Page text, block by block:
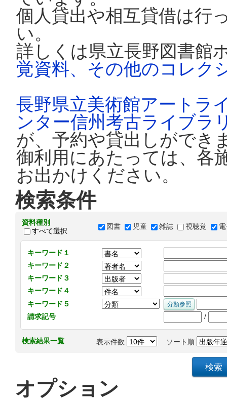
個人貸出や相互貸借は行
い。
詳しくは県立長野図書館
覚資料、その他のコレク
長野県立美術館アートラ
ンター信州考古ライブラ
が、予約や貸出しができ
御利用にあたっては、各
お出かけください。
検索条件
資料種別
すべて選択
図書 児童 雑誌 視聴覚
キーワード１
キーワード２
キーワード３
キーワード４
キーワード５
請求記号
/
検索結果一覧 表示件数 ソート順
オプション